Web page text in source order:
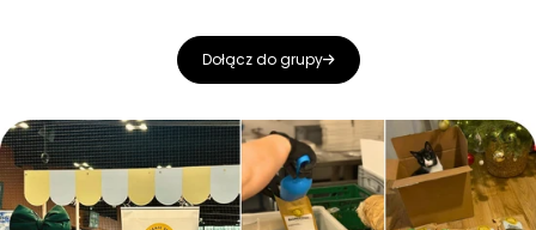
Dołącz do grupy